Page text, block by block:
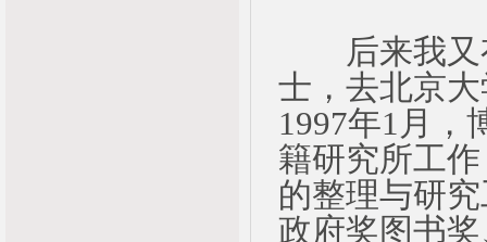
后来我又
士，去北京
1997年1月，
籍研究所工
的整理与研
政府奖图书